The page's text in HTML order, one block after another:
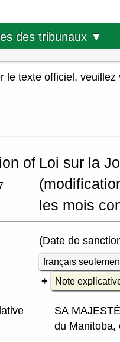
des tribunaux ▼
le texte officiel,
of Loi sur la
les mois
(Date de
français
Note
SA
du Manitoba,